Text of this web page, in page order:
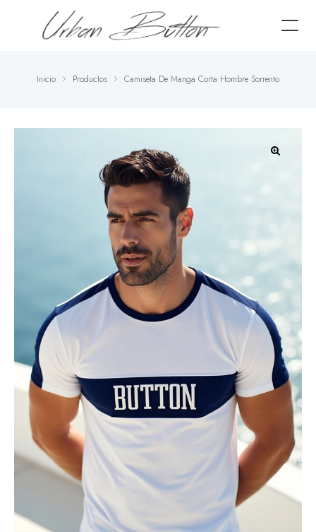
Inicio Productos Camiseta De Manga Corta Hombre Sorrento